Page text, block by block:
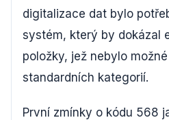
digitalizace dat bylo
systém, který by dokázal
položky, jež nebylo
standardních kategorií.
První zmínky o kódu 568